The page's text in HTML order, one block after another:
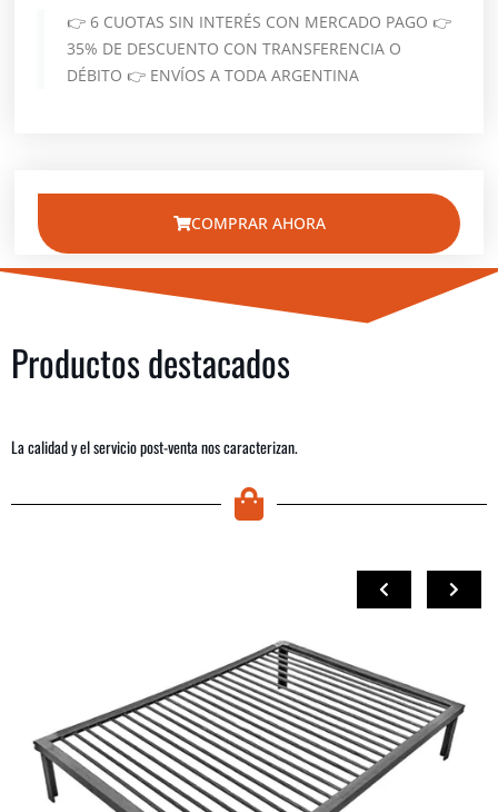
👉 6 CUOTAS SIN INTERÉS CON MERCADO PAGO 👉
35% DE DESCUENTO CON TRANSFERENCIA O
DÉBITO 👉 ENVÍOS A TODA ARGENTINA
COMPRAR AHORA
Productos destacados
La calidad y el servicio post-venta nos caracterizan.